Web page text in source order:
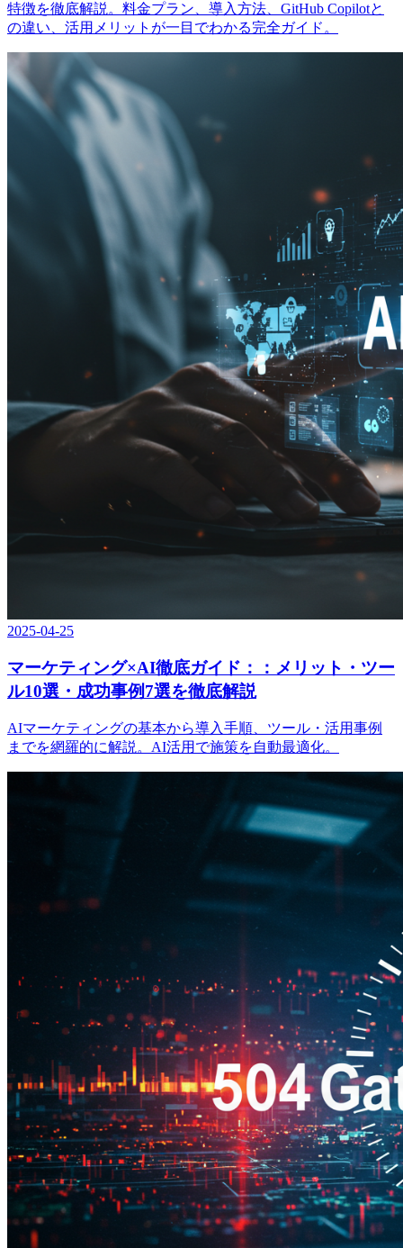
特徴を徹底解説。料金プラン、導入方法、GitHub Copilotと
の違い、活用メリットが一目でわかる完全ガイド。
2025-04-25
マーケティング×AI徹底ガイド：：メリット・ツー
ル10選・成功事例7選を徹底解説
AIマーケティングの基本から導入手順、ツール・活用事例
までを網羅的に解説。AI活用で施策を自動最適化。